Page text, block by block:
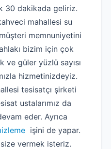
30 dakikada geliriz.
mahallesi su
memnuniyetini
bizim için çok
ve güler yüzlü sayısı
hizmetinizdeyiz.
tesisatçı şirketi
ustalarımız da
eder. Ayrıca
işini de yapar.
vermek isteriz.